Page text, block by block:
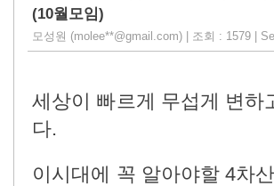
(10월모임)
모성원 (molee**@gmail.com) | 조회 : 1579 |
세상이 빠르게 무섭게 변하
다.
이시대에 꼭 알아야할 4차